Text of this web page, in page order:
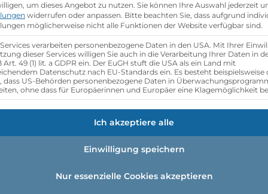
Mit Schwerpunkt
um dieses Angebot zu nutzen. Sie können Ihre Auswahl jederzeit
widerrufen oder anpassen. Bitte beachten Sie, dass aufgrund
möglicherweise nicht alle Funktionen der Website verfügbar sind.
verarbeiten personenbezogene Daten in den USA. Mit Ihrer
dieser Services willigen Sie auch in die Verarbeitung Ihrer Daten in
Art. 49 (1) lit. a GDPR ein. Der EuGH stuft die USA als ein Land mit
Datenschutz nach EU-Standards ein. Es besteht beispielsweise
dass US-Behörden personenbezogene Daten in
ohne dass für Europäerinnen und Europäer eine Klagemöglichkeit
Ich akzeptiere alle
Einwilligung speichern
Nur essenzielle Cookies akzeptieren